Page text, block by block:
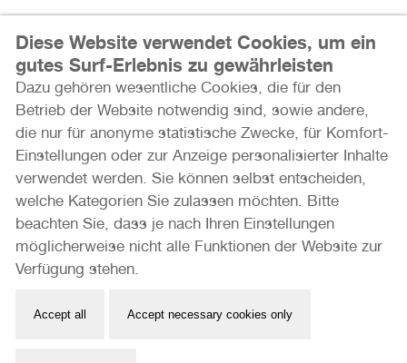
Email: info@photoszene.de
Telefon: +49 (0)221 - 966 72 377
Bürozeiten: Mo - Do 9:00 - 15:00 Uhr
Presse
Datenschutz
Impressum
Herzlichen Dank an unsere Förderer und Partner
Diese Website verwendet Cookies, um ein
gutes Surf-Erlebnis zu gewährleisten
Dazu gehören wesentliche Cookies, die für den
Betrieb der Website notwendig sind, sowie andere,
die nur für anonyme statistische Zwecke, für Komfort-
Einstellungen oder zur Anzeige personalisierter Inhalte
verwendet werden. Sie können selbst entscheiden,
welche Kategorien Sie zulassen möchten. Bitte
beachten Sie, dass je nach Ihren Einstellungen
möglicherweise nicht alle Funktionen der Website zur
Verfügung stehen.
Accept all Accept necessary cookies only